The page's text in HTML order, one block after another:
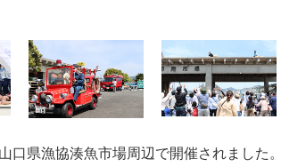
県漁協湊魚市場周辺で開催されました。